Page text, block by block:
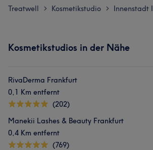
Treatwell > Kosmetikstudio > Innenstadt I
Kosmetikstudios in der Nähe
RivaDerma Frankfurt
0,1 Km entfernt
(202)
Manekii Lashes & Beauty Frankfurt
0,4 Km entfernt
(769)